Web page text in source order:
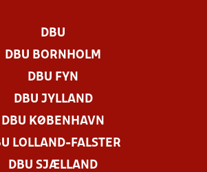
DBU
DBU BORNHOLM
DBU FYN
DBU JYLLAND
DBU KØBENHAVN
LOLLAND-FALSTER
DBU SJÆLLAND